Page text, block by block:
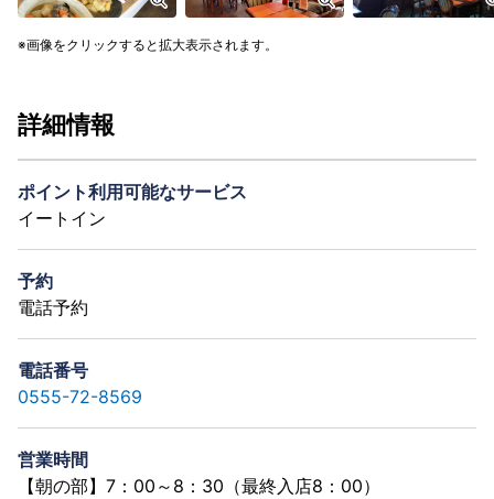
画像をクリックすると拡大表示されます。
詳細情報
ポイント利用可能なサービス
イートイン
予約
電話予約
電話番号
0555-72-8569
営業時間
【朝の部】7：00～8：30（最終入店8：00）